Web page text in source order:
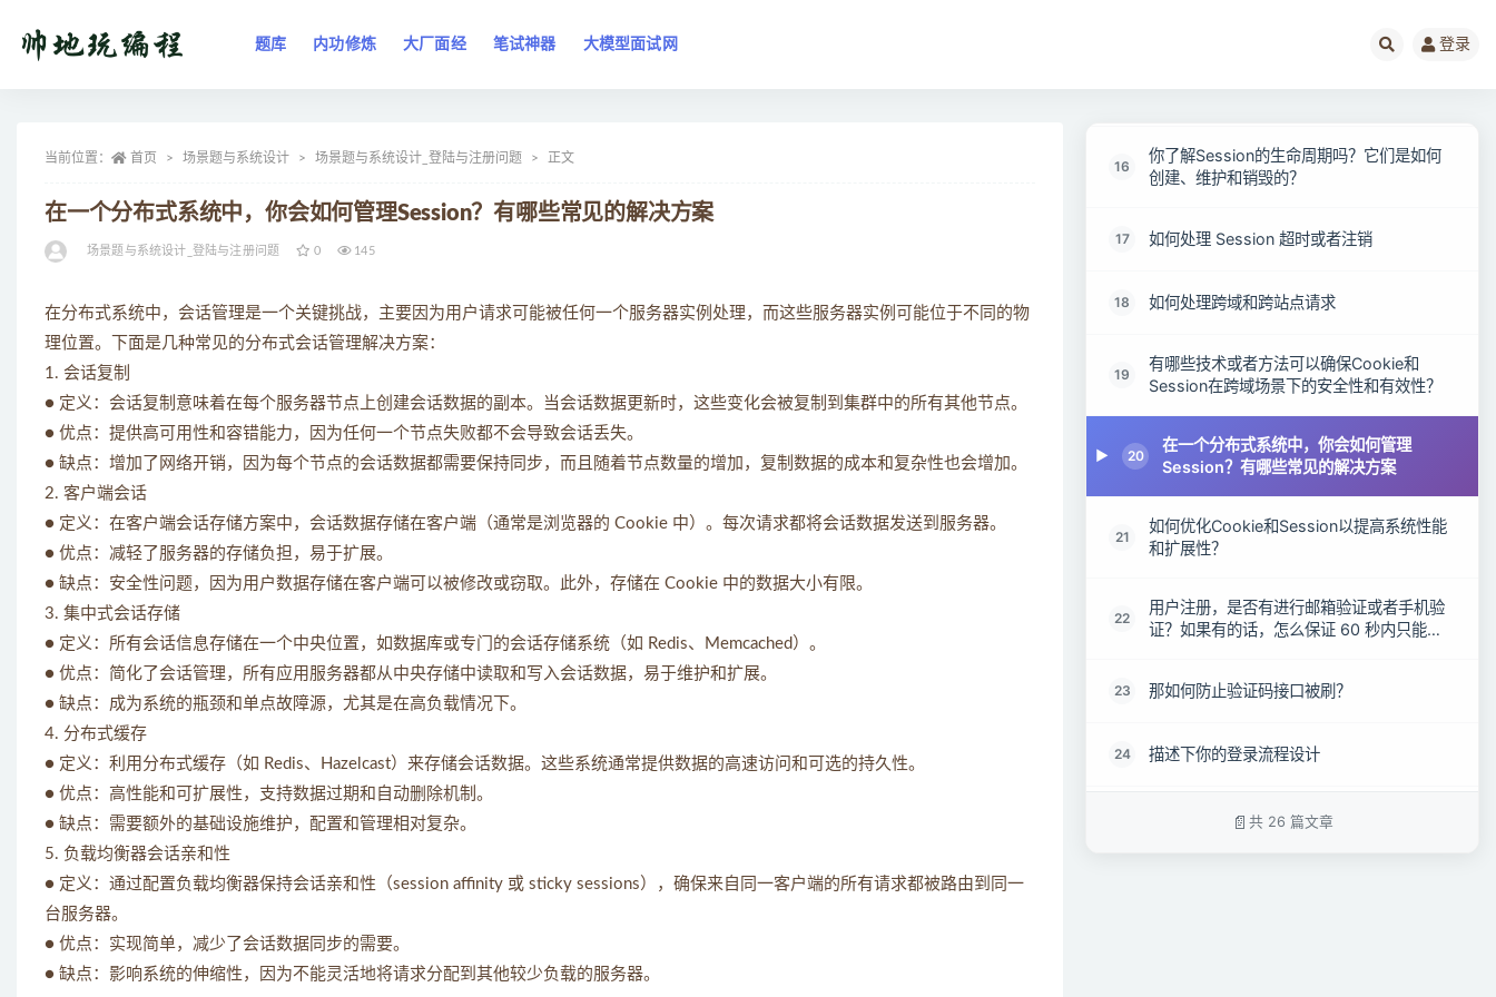
题库 内功修炼 大厂面经 笔试神器 大模型面试网 登录
当前位置： 首页 场景题与系统设计 场景题与系统设计_登陆与注册问题 正文
在一个分布式系统中，你会如何管理Session？有哪些常见的解决方案
场景题与系统设计_登陆与注册问题 0 145
在分布式系统中，会话管理是一个关键挑战，主要因为用户请求可能被任何一个服务器实例处理，而这些服务器实例可能位于不同的物
理位置。下面是几种常见的分布式会话管理解决方案：
1. 会话复制
● 定义：会话复制意味着在每个服务器节点上创建会话数据的副本。当会话数据更新时，这些变化会被复制到集群中的所有其他节点。
● 优点：提供高可用性和容错能力，因为任何一个节点失败都不会导致会话丢失。
● 缺点：增加了网络开销，因为每个节点的会话数据都需要保持同步，而且随着节点数量的增加，复制数据的成本和复杂性也会增加。
2. 客户端会话
● 定义：在客户端会话存储方案中，会话数据存储在客户端（通常是浏览器的 Cookie 中）。每次请求都将会话数据发送到服务器。
● 优点：减轻了服务器的存储负担，易于扩展。
● 缺点：安全性问题，因为用户数据存储在客户端可以被修改或窃取。此外，存储在 Cookie 中的数据大小有限。
3. 集中式会话存储
● 定义：所有会话信息存储在一个中央位置，如数据库或专门的会话存储系统（如 Redis、Memcached）。
● 优点：简化了会话管理，所有应用服务器都从中央存储中读取和写入会话数据，易于维护和扩展。
● 缺点：成为系统的瓶颈和单点故障源，尤其是在高负载情况下。
4. 分布式缓存
● 定义：利用分布式缓存（如 Redis、Hazelcast）来存储会话数据。这些系统通常提供数据的高速访问和可选的持久性。
● 优点：高性能和可扩展性，支持数据过期和自动删除机制。
● 缺点：需要额外的基础设施维护，配置和管理相对复杂。
5. 负载均衡器会话亲和性
● 定义：通过配置负载均衡器保持会话亲和性（session affinity 或 sticky sessions），确保来自同一客户端的所有请求都被路由到同一
台服务器。
● 优点：实现简单，减少了会话数据同步的需要。
● 缺点：影响系统的伸缩性，因为不能灵活地将请求分配到其他较少负载的服务器。
16
你了解Session的生命周期吗？它们是如何
创建、维护和销毁的？
17 如何处理 Session 超时或者注销
18 如何处理跨域和跨站点请求
19
有哪些技术或者方法可以确保Cookie和
Session在跨域场景下的安全性和有效性？
20
在一个分布式系统中，你会如何管理
Session？有哪些常见的解决方案
21
如何优化Cookie和Session以提高系统性能
和扩展性？
22
用户注册，是否有进行邮箱验证或者手机验
证？如果有的话，怎么保证 60 秒内只能发
23 那如何防止验证码接口被刷？
24 描述下你的登录流程设计
如果同一个用户同时在多个终端登录，你是
共 26 篇文章